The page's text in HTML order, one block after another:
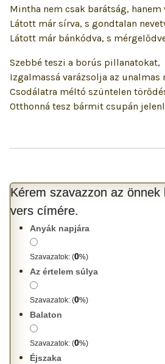
Mintha nem csak barátság, hanem
Látott már sírva, s gondtalan
Látott már bánkódva, s
Szebbé teszi a borús pillanatokat,
Izgalmassá varázsolja az unalmas
Csodálatra méltó szüntelen
Otthonná tesz bármit csupán
Kérem szavazzon az önnek
vers címére.
Anyák napjára
Szavazatok: (0%)
Az értelem súlya
Szavazatok: (0%)
Balaton
Szavazatok: (0%)
Éjszaka